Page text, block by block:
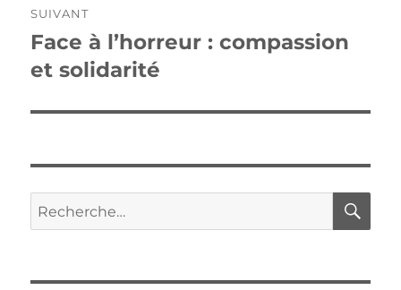
SUIVANT
Publication
suivante :
Face à l’horreur : compassion
et solidarité
Recherche
pour :